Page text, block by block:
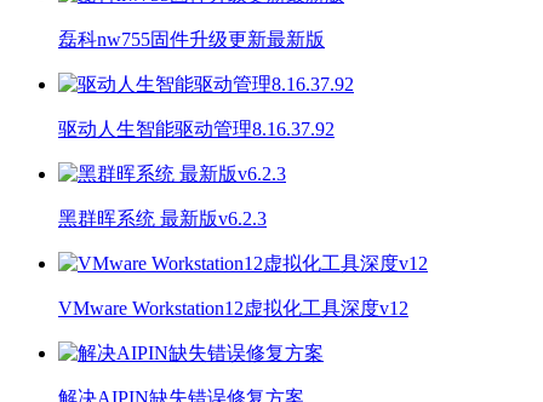
磊科nw755固件升级更新最新版
驱动人生智能驱动管理8.16.37.92
黑群晖系统 最新版v6.2.3
VMware Workstation12虚拟化工具深度v12